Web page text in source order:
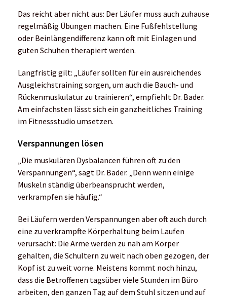
Das reicht aber nicht aus: Der Läufer muss auch zuhause
regelmäßig Übungen machen. Eine Fußfehlstellung
oder Beinlängendifferenz kann oft mit Einlagen und
guten Schuhen therapiert werden.
Langfristig gilt: „Läufer sollten für ein ausreichendes
Ausgleichstraining sorgen, um auch die Bauch- und
Rückenmuskulatur zu trainieren“, empfiehlt Dr. Bader.
Am einfachsten lässt sich ein ganzheitliches Training
im Fitnessstudio umsetzen.
Verspannungen lösen
„Die muskulären Dysbalancen führen oft zu den
Verspannungen“, sagt Dr. Bader. „Denn wenn einige
Muskeln ständig überbeansprucht werden,
verkrampfen sie häufig.“
Bei Läufern werden Verspannungen aber oft auch durch
eine zu verkrampfte Körperhaltung beim Laufen
verursacht: Die Arme werden zu nah am Körper
gehalten, die Schultern zu weit nach oben gezogen, der
Kopf ist zu weit vorne. Meistens kommt noch hinzu,
dass die Betroffenen tagsüber viele Stunden im Büro
arbeiten, den ganzen Tag auf dem Stuhl sitzen und auf